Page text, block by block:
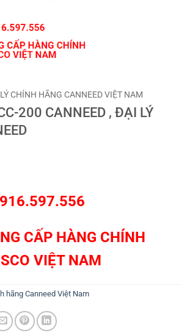
CHÍNH HÃNG CANNEED VIỆT NAM
200 CANNEED , ĐẠI LÝ
CẤP HÀNG CHÍNH
VIỆT NAM
hãng Canneed Việt Nam